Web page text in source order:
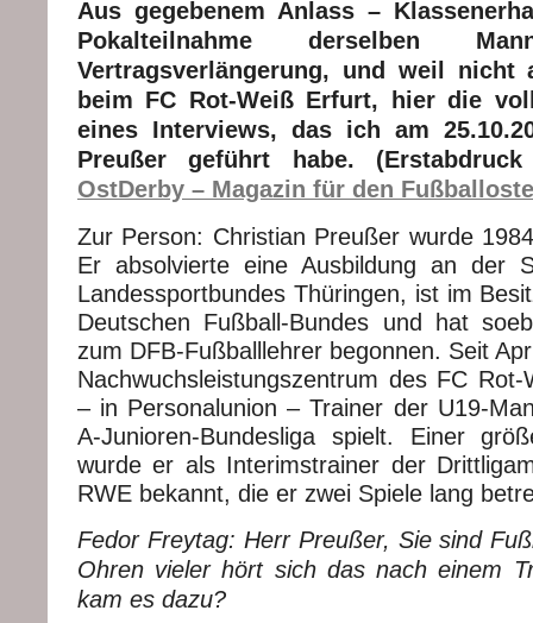
Aus gegebenem Anlass –
Pokalteilnahme derselben
Vertragsverlängerung, und weil
beim FC Rot-Weiß Erfurt, hier die
eines Interviews, das ich am
Preußer geführt habe.
OstDerby – Magazin für den
Zur Person: Christian Preußer wurde
Er absolvierte eine Ausbildung an der
Landessportbundes Thüringen, ist im
Deutschen Fußball-Bundes und hat
zum DFB-Fußballlehrer begonnen. Seit
Nachwuchsleistungszentrum des FC
– in Personalunion – Trainer der U19-
A-Junioren-Bundesliga spielt. Einer
wurde er als Interimstrainer der
RWE bekannt, die er zwei Spiele lang
Fedor Freytag: Herr Preußer, Sie sind
Ohren vieler hört sich das nach einem
kam es dazu?